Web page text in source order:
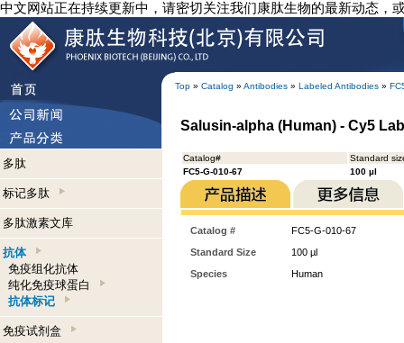
中文网站正在持续更新中，请密切关注我们康肽生物的最新动态，
Top » Catalog » Antibodies » Labeled Antibodies »
多肽
标记多肽
多肽激素文库
抗体
免疫组化抗体
纯化免疫球蛋白
抗体标记
免疫试剂盒
Salusin-alpha (Human) - Cy5
Catalog#
Standard
FC5-G-010-67
100 µl
Catalog #
FC5-G-010-67
Standard Size
100 µl
Species
Human